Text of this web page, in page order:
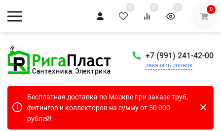
0 0 0 0
+7 (991) 241-42-00
заказать звонок
Бесплатная доставка по Москве при заказе труб,
фитингов и коллекторов на сумму от 50 000
рублей!